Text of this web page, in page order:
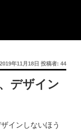
投
2019年11月18日 投稿者: 44
デザイン
インしないほう